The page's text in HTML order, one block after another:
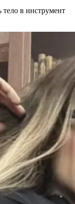
в инструмент